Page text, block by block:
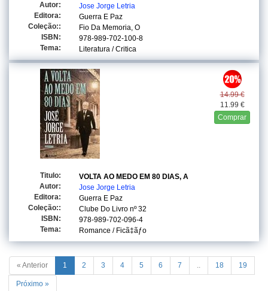
Autor:
Jose Jorge Letria
Editora:
Guerra E Paz
Coleção::
Fio Da Memoria, O
ISBN:
978-989-702-100-8
Tema:
Literatura / Critica
14.99 €
11.99 €
Comprar
Titulo:
VOLTA AO MEDO EM 80 DIAS, A
Autor:
Jose Jorge Letria
Editora:
Guerra E Paz
Coleção::
Clube Do Livro nº 32
ISBN:
978-989-702-096-4
Tema:
Romance / Ficã‡ãƒo
« Anterior 1 2 3 4 5 6 7 .. 18 19
Próximo »